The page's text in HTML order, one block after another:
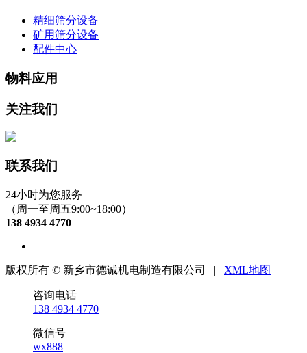
精细筛分设备
矿用筛分设备
配件中心
物料应用
关注我们
联系我们
24小时为您服务
（周一至周五9:00~18:00）
138 4934 4770
版权所有 © 新乡市德诚机电制造有限公司 | XML地图
咨询电话
138 4934 4770
微信号
wx888